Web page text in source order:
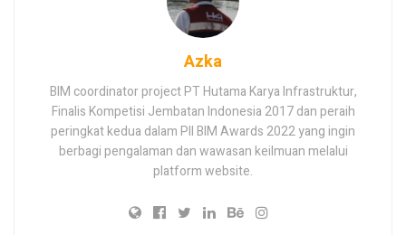
Azka
BIM coordinator project PT Hutama Karya Infrastruktur,
Finalis Kompetisi Jembatan Indonesia 2017 dan peraih
peringkat kedua dalam PII BIM Awards 2022 yang ingin
berbagi pengalaman dan wawasan keilmuan melalui
platform website.